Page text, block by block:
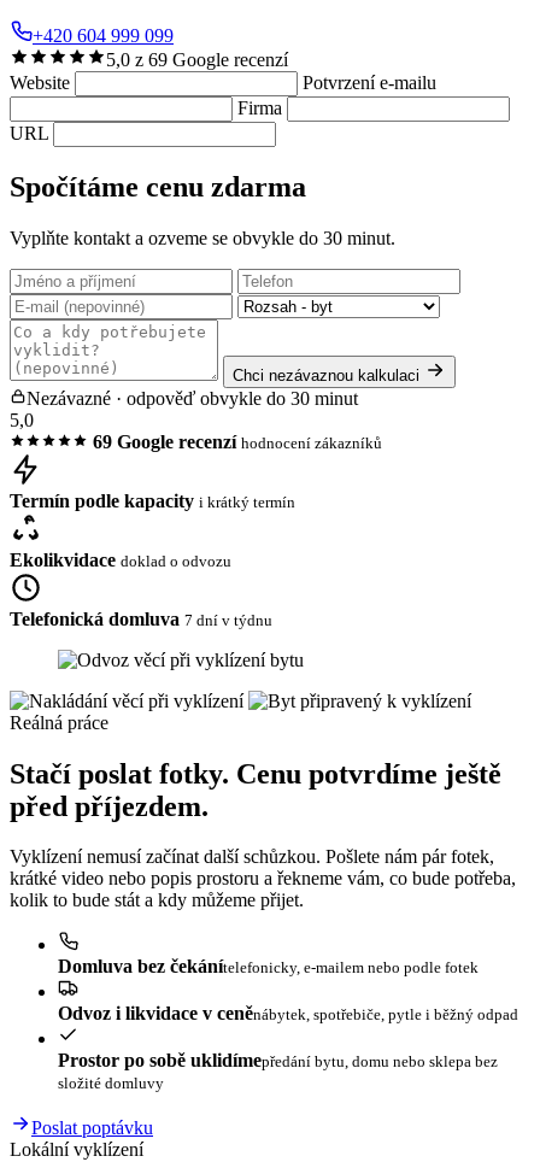
+420 604 999 099
5,0 z 69 Google recenzí
Website
Potvrzení e-mailu
Firma
URL
Spočítáme cenu zdarma
Vyplňte kontakt a ozveme se obvykle do 30 minut.
Chci nezávaznou kalkulaci
Nezávazné · odpověď obvykle do 30 minut
5,0
69 Google recenzí hodnocení zákazníků
Termín podle kapacity i krátký termín
Ekolikvidace doklad o odvozu
Telefonická domluva 7 dní v týdnu
Reálná práce
Stačí poslat fotky. Cenu potvrdíme ještě
před příjezdem.
Vyklízení nemusí začínat další schůzkou. Pošlete nám pár fotek,
krátké video nebo popis prostoru a řekneme vám, co bude potřeba,
kolik to bude stát a kdy můžeme přijet.
Domluva bez čekánítelefonicky, e-mailem nebo podle fotek
Odvoz i likvidace v ceněnábytek, spotřebiče, pytle i běžný odpad
Prostor po sobě uklidímepředání bytu, domu nebo sklepa bez
složité domluvy
Poslat poptávku
Lokální vyklízení